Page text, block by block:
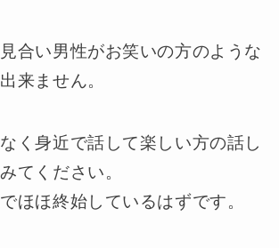
合い男性がお笑いの方のような
来ません。
く身近で話して楽しい方の話し
てください。
でほほ終始しているはずです。